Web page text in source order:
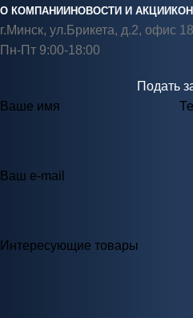
О КОМПАНИИ НОВОСТИ И АКЦИИ
г.Минск, ул.Брикета, д.2, офис 18
Пн-Пт 9:00-18:00
Подать
Ваше имя
Ваш e-mail
Интересующие товары